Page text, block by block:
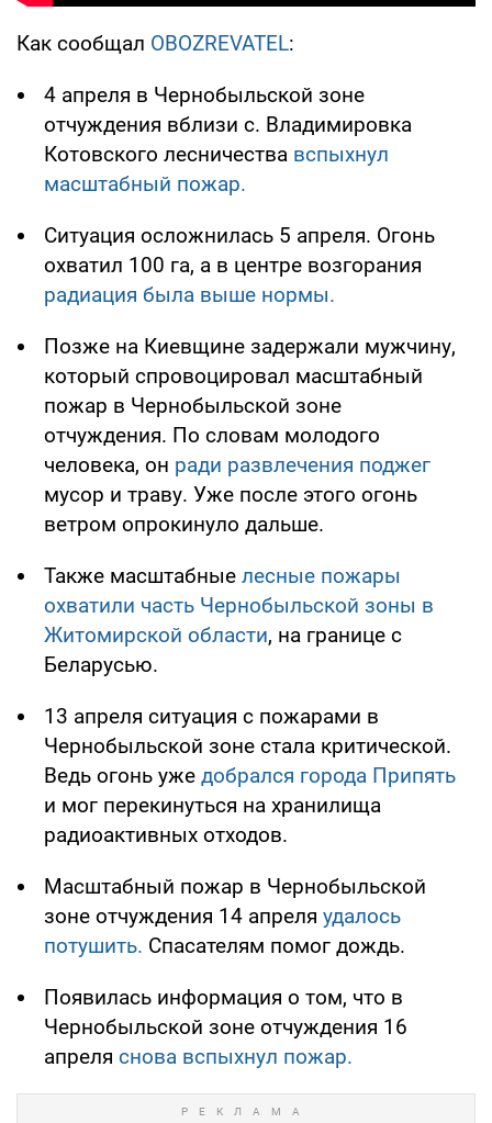
Как сообщал OBOZREVATEL:
4 апреля в Чернобыльской зоне
отчуждения вблизи с. Владимировка
Котовского лесничества вспыхнул
масштабный пожар.
Ситуация осложнилась 5 апреля. Огонь
охватил 100 га, а в центре возгорания
радиация была выше нормы.
Позже на Киевщине задержали мужчину,
который спровоцировал масштабный
пожар в Чернобыльской зоне
отчуждения. По словам молодого
человека, он ради развлечения поджег
мусор и траву. Уже после этого огонь
ветром опрокинуло дальше.
Также масштабные лесные пожары
охватили часть Чернобыльской зоны в
Житомирской области, на границе с
Беларусью.
13 апреля ситуация с пожарами в
Чернобыльской зоне стала критической.
Ведь огонь уже добрался города Припять
и мог перекинуться на хранилища
радиоактивных отходов.
Масштабный пожар в Чернобыльской
зоне отчуждения 14 апреля удалось
потушить. Спасателям помог дождь.
Появилась информация о том, что в
Чернобыльской зоне отчуждения 16
апреля снова вспыхнул пожар.